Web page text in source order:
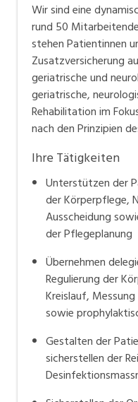
Wir sind eine
rund 50
stehen Patientinnen
Zusatzversicherung
geriatrische und
geriatrische,
Rehabilitation im
nach den Prinzipien
Ihre Tätigkeiten
Unterstützen der
der Körperpflege,
Ausscheidung
der Pflegeplanung
Übernehmen
Regulierung der
Kreislauf,
sowie
Gestalten der
sicherstellen der